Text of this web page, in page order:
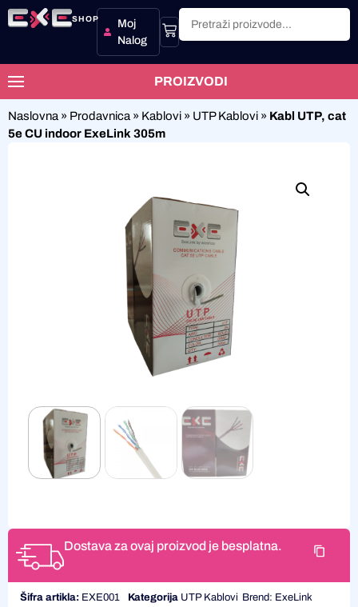
SHOP
Moj
Nalog
PROIZVODI
Naslovna » Prodavnica » Kablovi » UTP Kablovi » Kabl UTP, cat
5e CU indoor ExeLink 305m
Dostava za ovaj proizvod je besplatna.
Šifra artikla: EXE001 Kategorija UTP Kablovi Brend: ExeLink